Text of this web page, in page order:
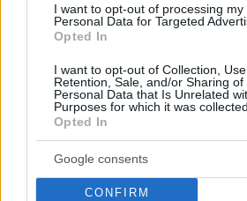
I want to opt-out of processing my
Personal Data for Targeted
Opted In
I want to opt-out of Collection, Use,
Retention, Sale, and/or Sharing of
Personal Data that Is Unrelated
Purposes for which it was collected.
Opted In
Google consents
CONFIRM
Από τον Άρη στην ΑΕΚ ο
συμβόλαιο έως το 2026 ο Άγγλος
18.07.2024, 19:53